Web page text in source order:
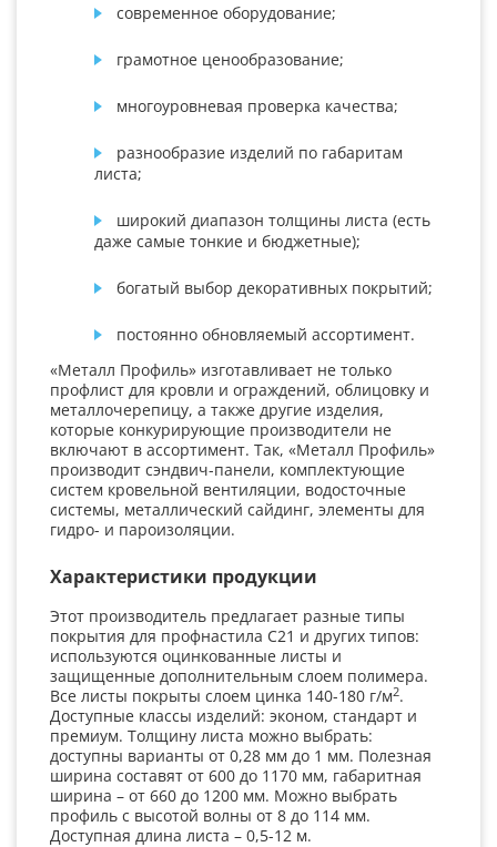
современное оборудование;
грамотное ценообразование;
многоуровневая проверка качества;
разнообразие изделий по габаритам
листа;
широкий диапазон толщины листа (есть
даже самые тонкие и бюджетные);
богатый выбор декоративных покрытий;
постоянно обновляемый ассортимент.
«Металл Профиль» изготавливает не только
профлист для кровли и ограждений, облицовку и
металлочерепицу, а также другие изделия,
которые конкурирующие производители не
включают в ассортимент. Так, «Металл Профиль»
производит сэндвич-панели, комплектующие
систем кровельной вентиляции, водосточные
системы, металлический сайдинг, элементы для
гидро- и пароизоляции.
Характеристики продукции
Этот производитель предлагает разные типы
покрытия для профнастила С21 и других типов:
используются оцинкованные листы и
защищенные дополнительным слоем полимера.
Все листы покрыты слоем цинка 140-180 г/м2.
Доступные классы изделий: эконом, стандарт и
премиум. Толщину листа можно выбрать:
доступны варианты от 0,28 мм до 1 мм. Полезная
ширина составят от 600 до 1170 мм, габаритная
ширина – от 660 до 1200 мм. Можно выбрать
профиль с высотой волны от 8 до 114 мм.
Доступная длина листа – 0,5-12 м.